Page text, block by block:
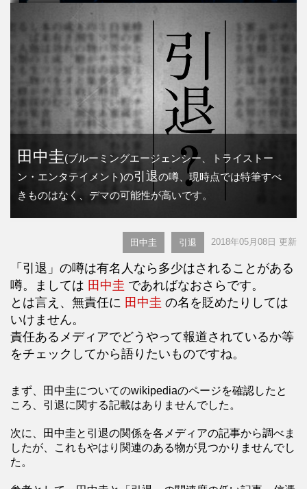
田中圭(ブルーミングエージェンシー、トライストー
ン・エンタテイメント)の引退の噂、現時点では特筆すべ
きものはなく、デマの可能性が高いです。
田中圭 引退 2018年05月08日 更新
「引退」の噂は有名人なら多少はされることがある
噂。ましては 田中圭 であればなおさらです。
とは言え、無責任に 田中圭 の名を貶めたりしては
いけません。
責任あるメディアでどうやって報道されているか等
をチェックしてから語りたいものですね。
まず、田中圭についてのwikipediaのページを確認したと
ころ、引退に関する記載はありませんでした。
次に、田中圭と引退の関係を各メディアの記事から調べま
したが、これもやはり関連のある物が見つかりませんでし
た。